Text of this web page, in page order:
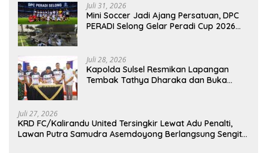
Juli 31, 2026
Mini Soccer Jadi Ajang Persatuan, DPC
PERADI Selong Gelar Peradi Cup 2026
Juli 28, 2026
Kapolda Sulsel Resmikan Lapangan
Tembak Tathya Dharaka dan Buka
Juli 27, 2026
KRD FC/Kalirandu United Tersingkir Lewat Adu Penalti,
Lawan Putra Samudra Asemdoyong Berlangsung Sengit